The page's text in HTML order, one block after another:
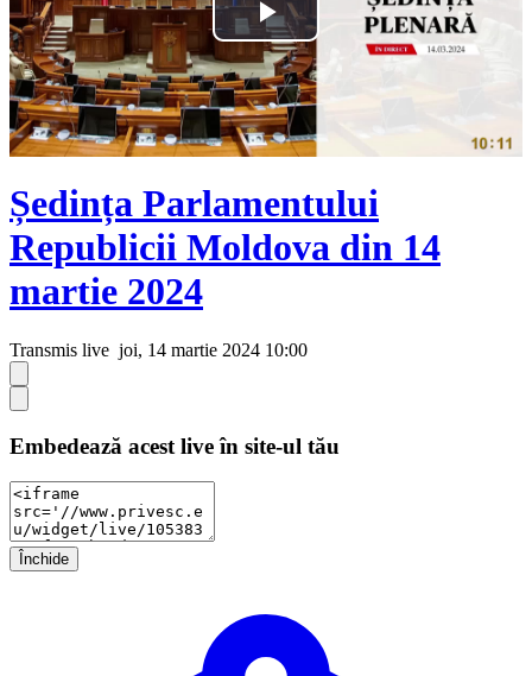
Play
Video
Ședința Parlamentului
Republicii Moldova din 14
martie 2024
Transmis live joi, 14 martie 2024 10:00
Embedează acest live în site-ul tău
Închide